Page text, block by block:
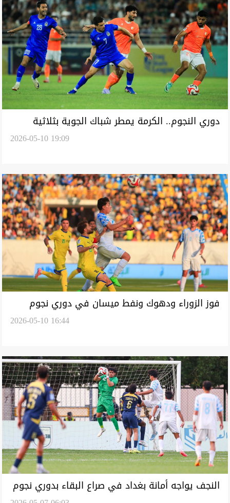
دوري النجوم.. الكرمة يمطر شباك الجوية بثلاثية
2026-05-10 19:09
فوز الزوراء ودهوك ونفط ميسان في دوري نجوم
2026-05-10 16:44
النجف يواجه أمانة بغداد في صراع البقاء بدوري نجوم